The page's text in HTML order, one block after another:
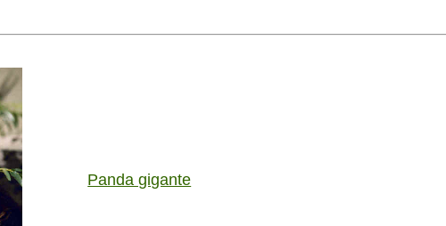
Panda gigante